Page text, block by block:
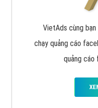
VietAds cùng
chạy quảng cáo
quảng cáo